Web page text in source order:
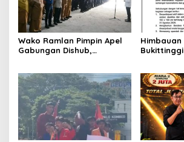
Wako Ramlan Pimpin Apel
Gabungan Dishub,
Pelajar
Himbauan
Republik